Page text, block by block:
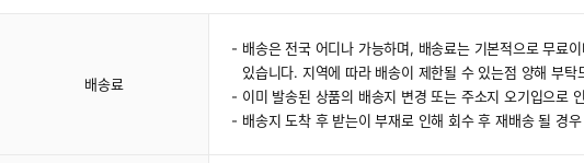
배송료
배송은 전국 어디나 가능하며, 배송료는 기본적으로 무료
있습니다. 지역에 따라 배송이 제한될 수 있는점 양해 부
이미 발송된 상품의 배송지 변경 또는 주소지 오기입으로
배송지 도착 후 받는이 부재로 인해 회수 후 재배송 될 경